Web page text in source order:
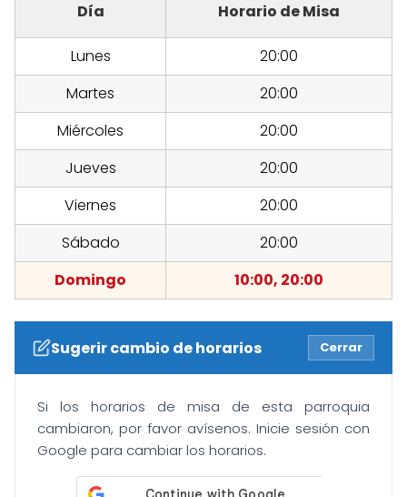
Día Horario de Misa
Lunes
20:00
Martes
20:00
Miércoles
20:00
Jueves
20:00
Viernes
20:00
Sábado
20:00
Domingo
10:00, 20:00
Sugerir cambio de horarios Cerrar
Si los horarios de misa de esta parroquia
cambiaron, por favor avísenos. Inicie sesión con
Google para cambiar los horarios.